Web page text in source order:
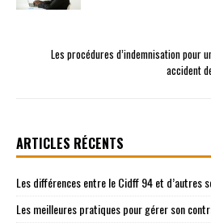
Les procédures d’indemnisation pour
accident
ARTICLES RÉCENTS
Les différences entre le Cidff 94 et d’autres
Les meilleures pratiques pour gérer son